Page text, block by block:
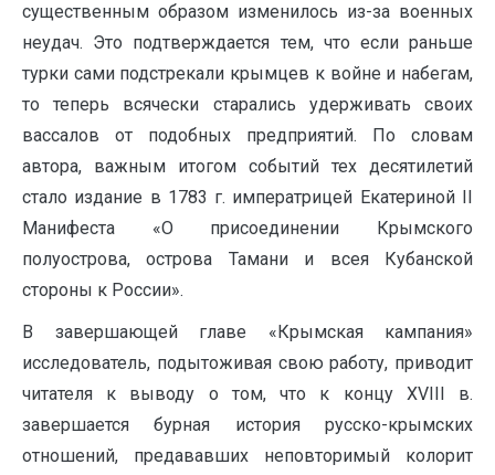
существенным образом изменилось из-за военных
неудач. Это подтверждается тем, что если раньше
турки сами подстрекали крымцев к войне и набегам,
то теперь всячески старались удерживать своих
вассалов от подобных предприятий. По словам
автора, важным итогом событий тех десятилетий
стало издание в 1783 г. императрицей Екатериной II
Манифеста «О присоединении Крымского
полуострова, острова Тамани и всея Кубанской
стороны к России».
В завершающей главе «Крымская кампания»
исследователь, подытоживая свою работу, приводит
читателя к выводу о том, что к концу XVIII в.
завершается бурная история русско-крымских
отношений, предававших неповторимый колорит